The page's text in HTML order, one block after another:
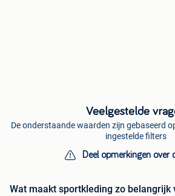
Veelgestelde
De onderstaande waarden zijn gebaseerd
ingestelde filters
Deel opmerkingen over
Wat maakt sportkleding zo belangrijk